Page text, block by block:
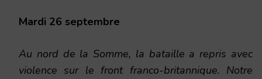
Mardi 26 septembre
Au nord de la Somme, la bataille a repris avec
violence sur le front franco-britannique. Notre